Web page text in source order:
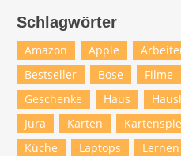
Schlagwörter
Amazon Apple
Bestseller
Bose Filme
Geschenke
Haus
Jura
Karten
Küche
Laptops Lernen